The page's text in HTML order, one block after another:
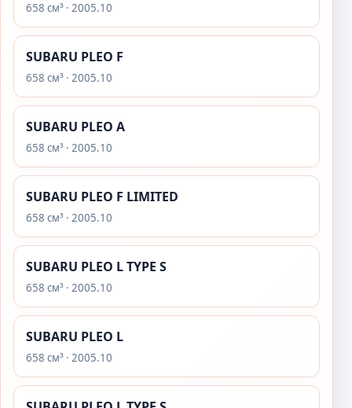
658 см³ · 2005.10
SUBARU PLEO F
658 см³ · 2005.10
SUBARU PLEO A
658 см³ · 2005.10
SUBARU PLEO F LIMITED
658 см³ · 2005.10
SUBARU PLEO L TYPE S
658 см³ · 2005.10
SUBARU PLEO L
658 см³ · 2005.10